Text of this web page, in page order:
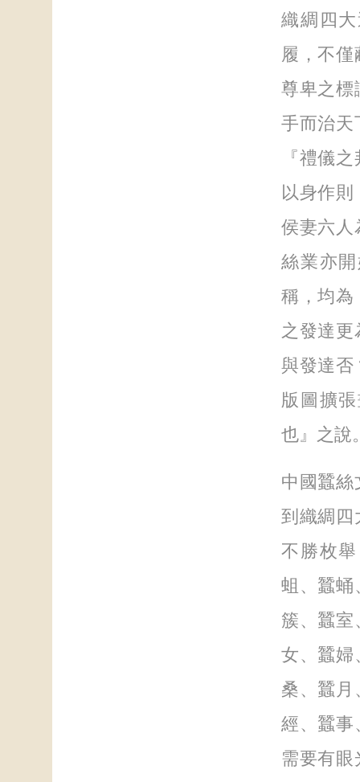
織綢四
履，不
尊卑之標
手而治天
『禮儀
以身作
侯妻六人
絲業亦
稱，均為
之發達
與發達否
版圖擴
也』之說
中國蠶絲
到織綢四
不勝枚
蛆、蠶蛹
簇、蠶室
女、蠶婦
桑、蠶月
經、蠶事
需要有眼